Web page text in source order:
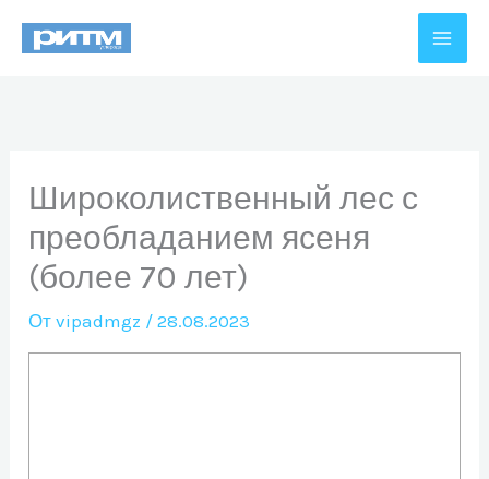
Широколиственный лес с
преобладанием ясеня
(более 70 лет)
Отvipadmgz /28.08.2023